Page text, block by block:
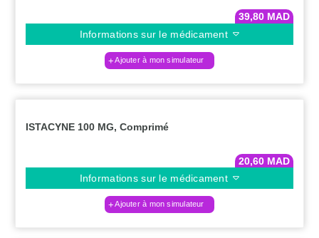
39,80 MAD
Informations sur le médicament
Ajouter à mon simulateur
ISTACYNE 100 MG, Comprimé
20,60 MAD
Informations sur le médicament
Ajouter à mon simulateur